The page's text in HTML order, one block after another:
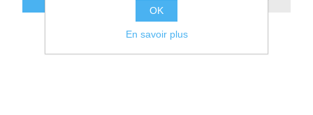
OK
En savoir plus